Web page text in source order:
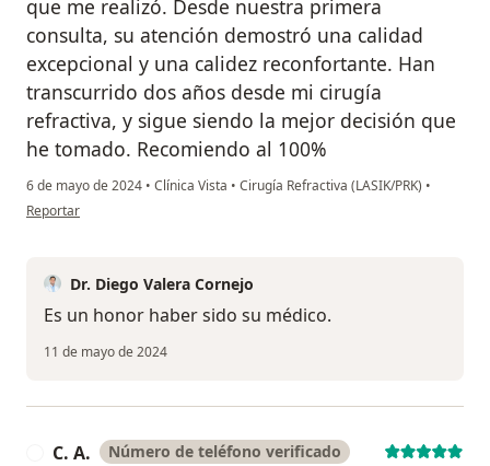
que me realizó. Desde nuestra primera
consulta, su atención demostró una calidad
excepcional y una calidez reconfortante. Han
transcurrido dos años desde mi cirugía
refractiva, y sigue siendo la mejor decisión que
he tomado. Recomiendo al 100%
6 de mayo de 2024 • Clínica Vista • Cirugía Refractiva (LASIK/PRK) •
en opinión del usuario Almendra Gonzáles
Reportar
Dr. Diego Valera Cornejo
Es un honor haber sido su médico.
11 de mayo de 2024
C. A. Número de teléfono verificado